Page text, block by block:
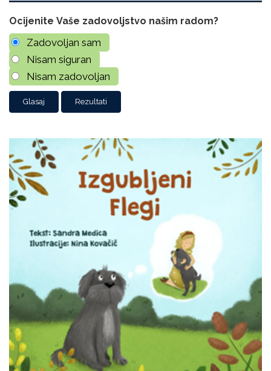
Ocijenite Vaše zadovoljstvo našim radom?
Zadovoljan sam
Nisam siguran
Nisam zadovoljan
Rezultati